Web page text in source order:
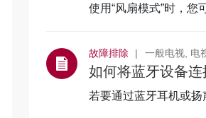
使用“风扇模式”时，
故障排除 一般电视, 电
如何将蓝牙设备
若要通过蓝牙耳机或